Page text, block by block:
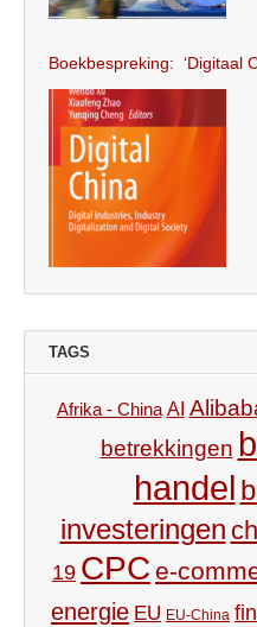
Boekbespreking: ‘Digitaal
TAGS
Afrika - China AI
betrekkingen
handel
investeringen
19 CPC e-
energie EU EU-China